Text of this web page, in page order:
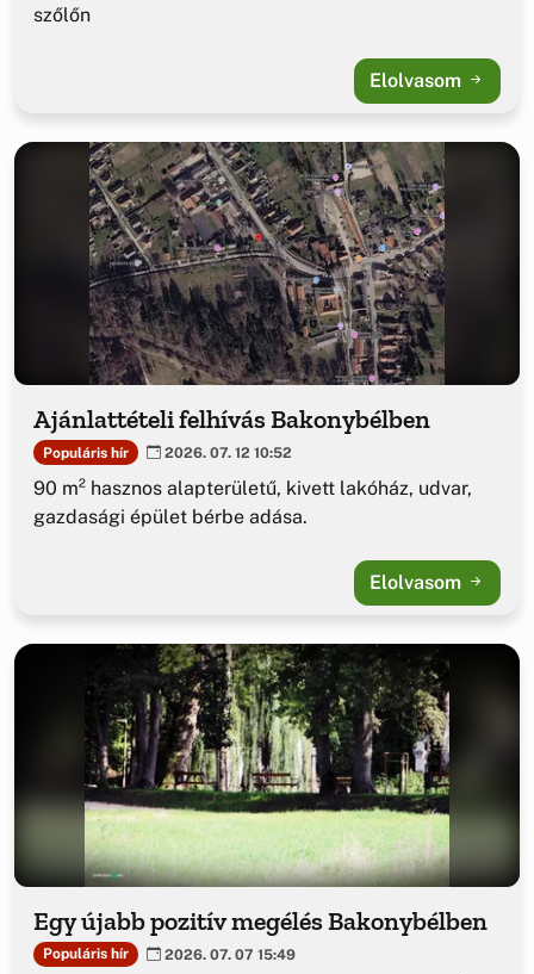
szőlőn
Elolvasom
Ajánlattételi felhívás Bakonybélben
Populáris hír 2026. 07. 12 10:52
90 m² hasznos alapterületű, kivett lakóház, udvar,
gazdasági épület bérbe adása.
Elolvasom
Egy újabb pozitív megélés Bakonybélben
Populáris hír 2026. 07. 07 15:49